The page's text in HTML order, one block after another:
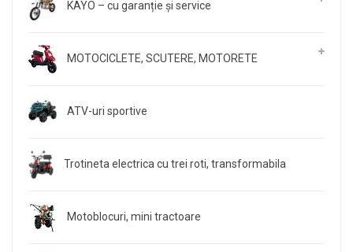
KAYO – cu garanție și service
MOTOCICLETE, SCUTERE, MOTORETE
ATV-uri sportive
Trotineta electrica cu trei roti, transformabila
Motoblocuri, mini tractoare